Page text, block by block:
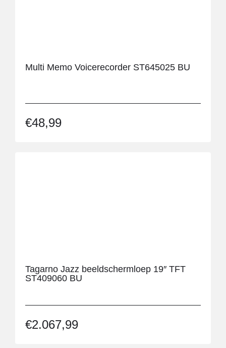
Multi Memo Voicerecorder ST645025 BU
€48,99
Tagarno Jazz beeldschermloep 19″ TFT
ST409060 BU
€2.067,99